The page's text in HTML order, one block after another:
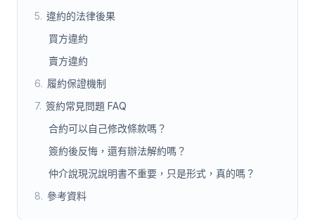
5. 違約的法律後果
買方違約
賣方違約
6. 履約保證機制
7. 簽約常見問題 FAQ
合約可以自己修改條款嗎？
簽約後反悔，還有辦法解約嗎？
仲介說現況說明書不重要，只是形式，真的嗎？
8. 參考資料